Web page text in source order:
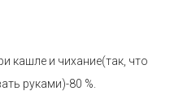
кашле и чихание(так, что
руками)-80 %.